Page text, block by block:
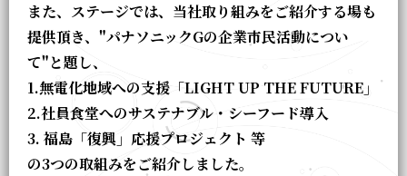
また、ステージでは、当社取り組みをご紹介する場も
提供頂き、"パナソニックGの企業市民活動につい
て"と題し、
1.無電化地域への支援「LIGHT UP THE FUTURE」
2.社員食堂へのサステナブル・シーフード導入
3. 福島「復興」応援プロジェクト 等
の3つの取組みをご紹介しました。